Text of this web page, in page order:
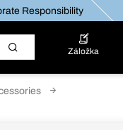
Responsibility
Záložka